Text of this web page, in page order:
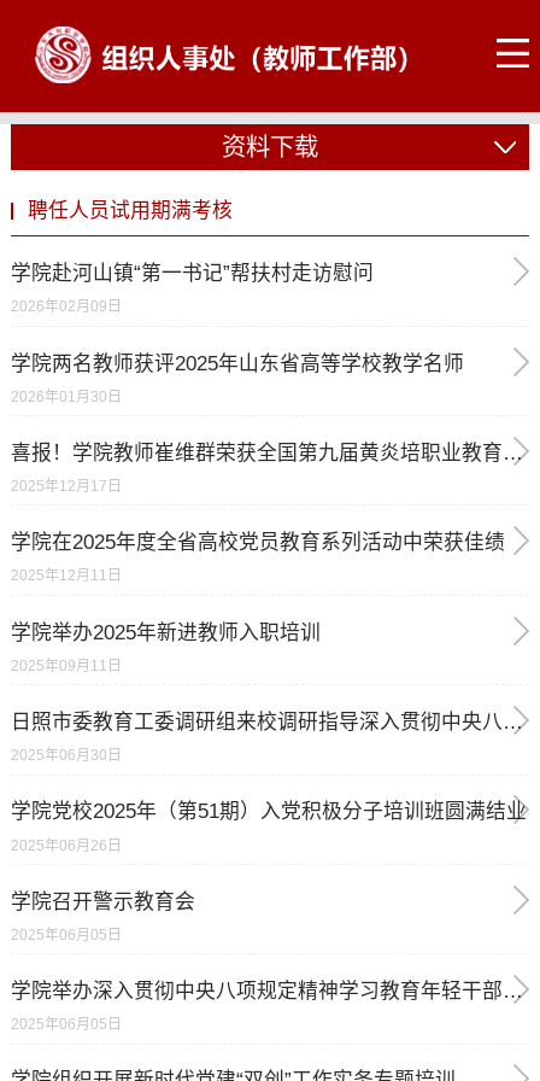
资料下载
聘任人员试用期满考核
学院赴河山镇“第一书记”帮扶村走访慰问
2026年02月09日
学院两名教师获评2025年山东省高等学校教学名师
2026年01月30日
喜报！学院教师崔维群荣获全国第九届黄炎培职业教育杰出教师奖
2025年12月17日
学院在2025年度全省高校党员教育系列活动中荣获佳绩
2025年12月11日
学院举办2025年新进教师入职培训
2025年09月11日
日照市委教育工委调研组来校调研指导深入贯彻中央八项规定精神学习教育工作
2025年06月30日
学院党校2025年（第51期）入党积极分子培训班圆满结业
2025年06月26日
学院召开警示教育会
2025年06月05日
学院举办深入贯彻中央八项规定精神学习教育年轻干部专题读书班
2025年06月05日